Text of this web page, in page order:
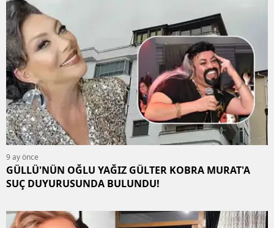
9 ay önce
GÜLLÜ'NÜN OĞLU YAĞIZ GÜLTER KOBRA MURAT'A
SUÇ DUYURUSUNDA BULUNDU!